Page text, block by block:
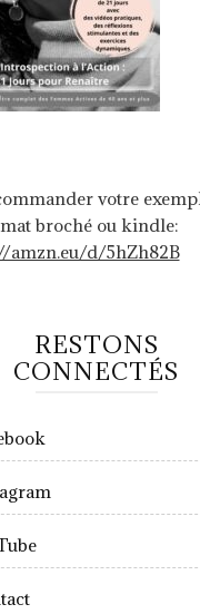
votre
broché ou kindle:
amzn.eu/d/5hZh82B
RESTONS
CONNECTÉS